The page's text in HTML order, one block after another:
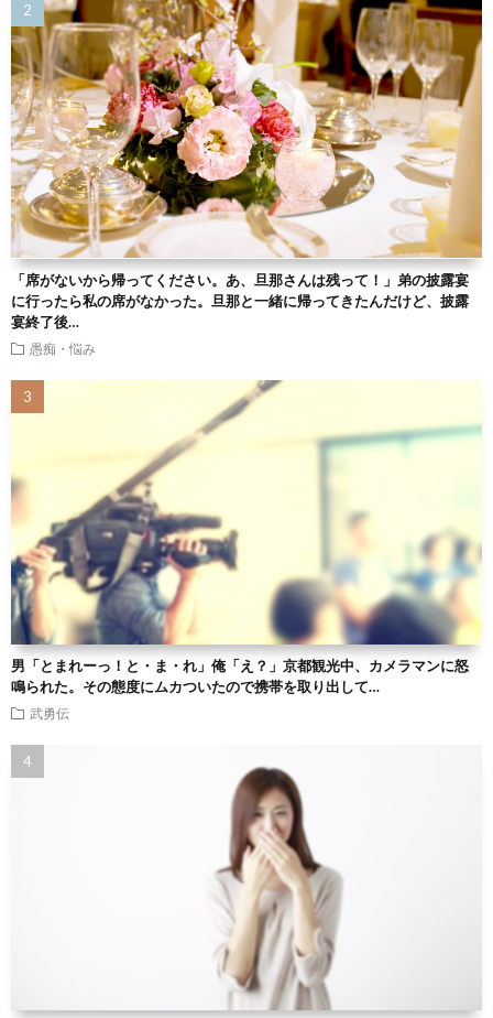
「席がないから帰ってください。あ、旦那さんは残って！」弟の披露宴
に行ったら私の席がなかった。旦那と一緒に帰ってきたんだけど、披露
宴終了後…
愚痴・悩み
男「とまれーっ！と・ま・れ」俺「え？」京都観光中、カメラマンに怒
鳴られた。その態度にムカついたので携帯を取り出して…
武勇伝